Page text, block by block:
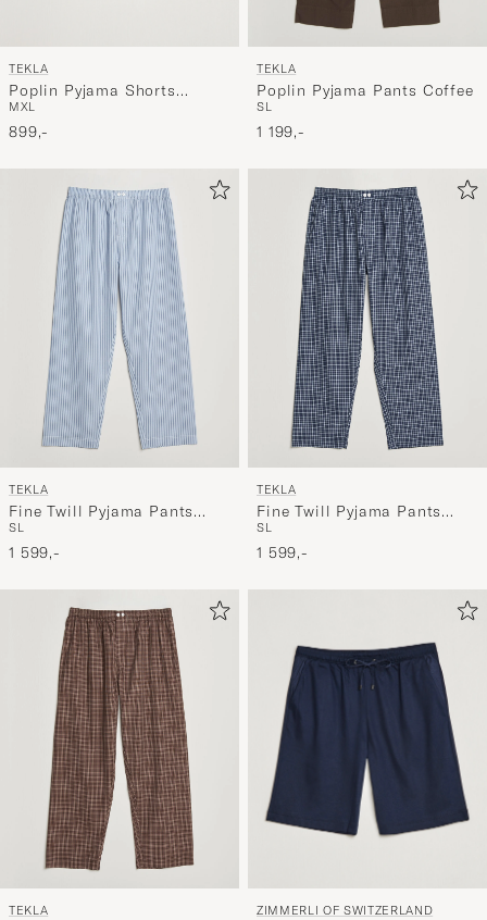
TEKLA
Poplin Pyjama Shorts
Needle Stripes
MXL
899,-
TEKLA
Poplin Pyjama Pants Coffee
SL
1 199,-
TEKLA
Fine Twill Pyjama Pants
Cooper Stripes
SL
1 599,-
TEKLA
Fine Twill Pyjama Pants
Lanegan Checks
SL
1 599,-
TEKLA ZIMMERLI OF SWITZERLAND